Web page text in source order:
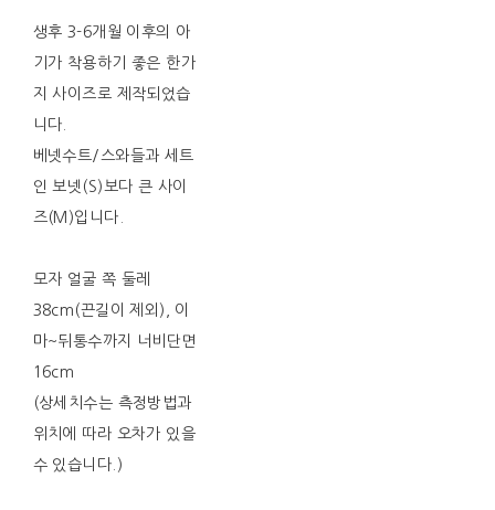
생후 3-6개월 이후의 아
기가 착용하기 좋은 한가
지 사이즈로 제작되었습
니다.
베넷수트/스와들과 세트
인 보넷(S)보다 큰 사이
즈(M)입니다.
모자 얼굴 쪽 둘레
38cm(끈길이 제외), 이
마~뒤통수까지 너비단면
16cm
(상세치수는 측정방법과
위치에 따라 오차가 있을
수 있습니다.)